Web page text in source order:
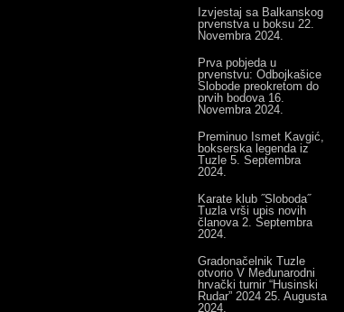
Izvjestaj sa Balkanskog
prvenstva u boksu 22.
Novembra 2024.
Prva pobjeda u
prvenstvu: Odbojkašice
Slobode preokretom do
prvih bodova 16.
Novembra 2024.
Preminuo Ismet Kavgić,
bokserska legenda iz
Tuzle 5. Septembra
2024.
Karate klub ˝Sloboda˝
Tuzla vrši upis novih
članova 2. Septembra
2024.
Gradonačelnik Tuzle
otvorio V Međunarodni
hrvački turnir “Husinski
Rudar” 2024 25. Augusta
2024.